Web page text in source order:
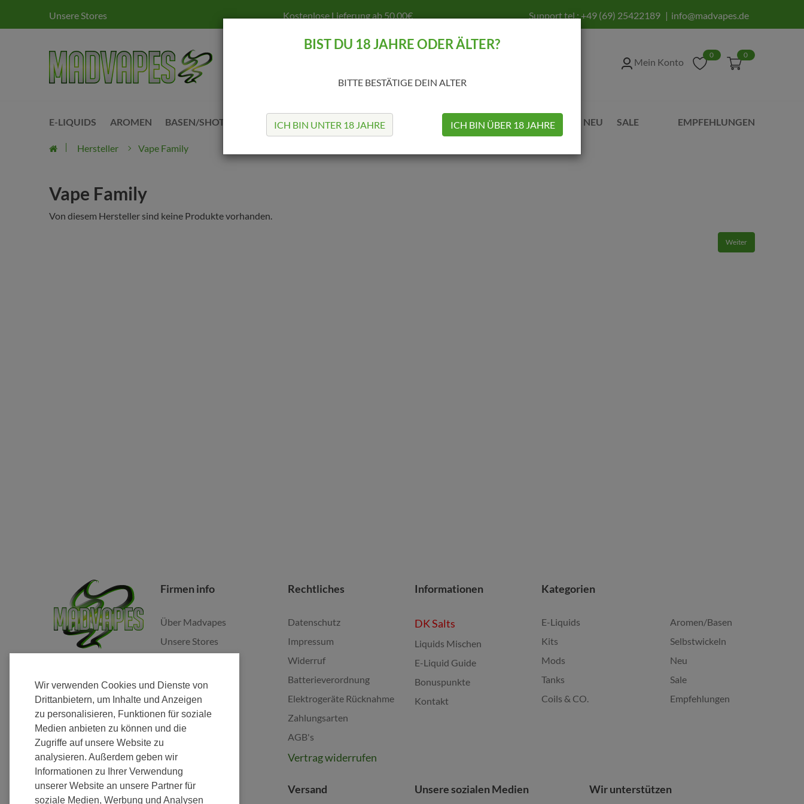
Wir verwenden Cookies und Dienste von
Drittanbietern, um Inhalte und Anzeigen
zu personalisieren, Funktionen für soziale
Medien anbieten zu können und die
Zugriffe auf unsere Website zu
analysieren. Außerdem geben wir
Informationen zu Ihrer Verwendung
unserer Website an unsere Partner für
soziale Medien, Werbung und Analysen
BIST DU 18 JAHRE ODER ÄLTER?
BITTE BESTÄTIGE DEIN ALTER
ICH BIN UNTER 18 JAHRE ICH BIN ÜBER 18 JAHRE
Unsere Stores Kostenlose Lieferung ab 50,00€ Support tel.: +49 (69) 25422189 info@madvapes.de
Mein Konto
0 0
E-LIQUIDS AROMEN BASEN/SHOTS MODS TANKS COILS & CO. SELBSTWICKELN ZUBEHÖR NEU SALE EMPFEHLUNGEN
Hersteller Vape Family
Vape Family
Von diesem Hersteller sind keine Produkte vorhanden.
Weiter
Firmen info
Über Madvapes
Unsere Stores
Franchise
Fulfillment
Nachhaltigkeit
Rechtliches
Datenschutz
Impressum
Widerruf
Batterieverordnung
Elektrogeräte Rücknahme
Zahlungsarten
AGB's
Vertrag widerrufen
Informationen
DK Salts
Liquids Mischen
E-Liquid Guide
Bonuspunkte
Kontakt
Kategorien
E-Liquids
Kits
Mods
Tanks
Coils & CO.
Aromen/Basen
Selbstwickeln
Neu
Sale
Empfehlungen
Zahlung Versand Unsere sozialen Medien Wir unterstützen